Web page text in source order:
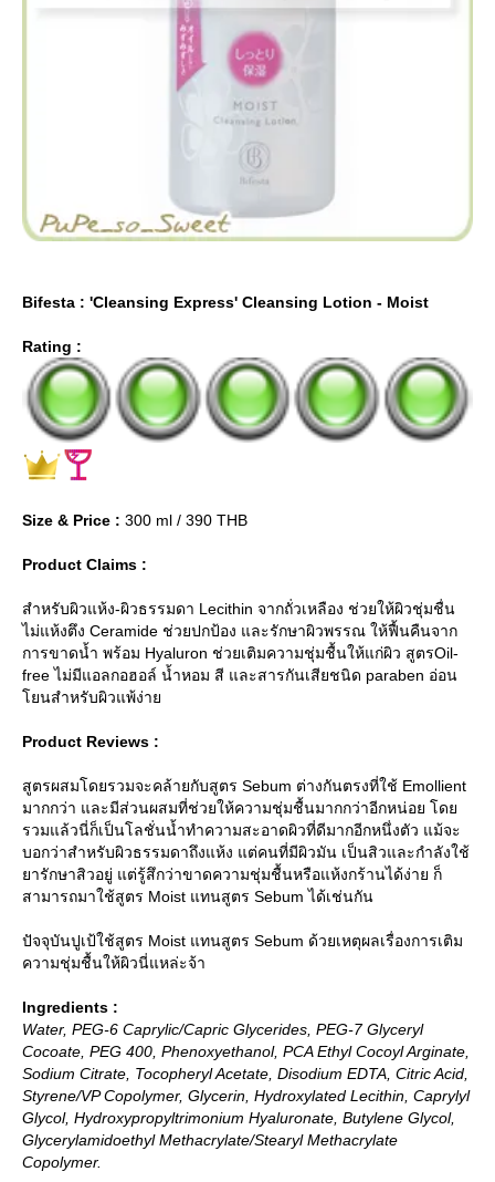
Bifesta : 'Cleansing Express' Cleansing Lotion - Moist
Rating :
Size & Price : 300 ml / 390 THB
Product Claims :
สำหรับผิวแห้ง-ผิวธรรมดา Lecithin จากถั่วเหลือง ช่วยให้ผิวชุ่มชื่น
ไม่แห้งตึง Ceramide ช่วยปกป้อง และรักษาผิวพรรณ ให้ฟื้นคืนจาก
การขาดน้ำ พร้อม Hyaluron ช่วยเติมความชุ่มชื้นให้แก่ผิว สูตรOil-
free ไม่มีแอลกอฮอล์ น้ำหอม สี และสารกันเสียชนิด paraben อ่อน
นสำหรับผิวแพ้ง่า
Product Reviews :
สูตรผสมโดยรวมจะคล้ายกับสูตร Sebum ต่างกันตรงที่ใช้ Emollient
มากกว่า และมีส่วนผสมที่ช่วยให้ความชุ่มชื้นมากกว่าอีกหน่อย โด
รวมแล้วนี่ก็เป็นโลชั่นน้ำทำความสะอาดผิวที่ดีมากอีกหนึ่งตัว แม้จะ
บอกว่าสำหรับผิวธรรมดาถึงแห้ง แต่คนที่มีผิวมัน เป็นสิวและกำลังใช้
ารักษาสิวอยู่ แต่รู้สึกว่าขาดความชุ่มชื้นหรือแห้งกร้านได้ง่าย ก็
สามารถมาใช้สูตร Moist แทนสูตร Sebum ได้เช่นกัน
ปัจจุบันปูเป้ใช้สูตร Moist แทนสูตร Sebum ด้วยเหตุผลเรื่องการเติม
ความชุ่มชื้นให้ผิวนี่แหล่ะจ้า
Ingredients :
Water, PEG-6 Caprylic/Capric Glycerides, PEG-7 Glyceryl
Cocoate, PEG 400, Phenoxyethanol, PCA Ethyl Cocoyl Arginate,
Sodium Citrate, Tocopheryl Acetate, Disodium EDTA, Citric Acid,
Styrene/VP Copolymer, Glycerin, Hydroxylated Lecithin, Caprylyl
Glycol, Hydroxypropyltrimonium Hyaluronate, Butylene Glycol,
Glycerylamidoethyl Methacrylate/Stearyl Methacrylate
Copolymer.